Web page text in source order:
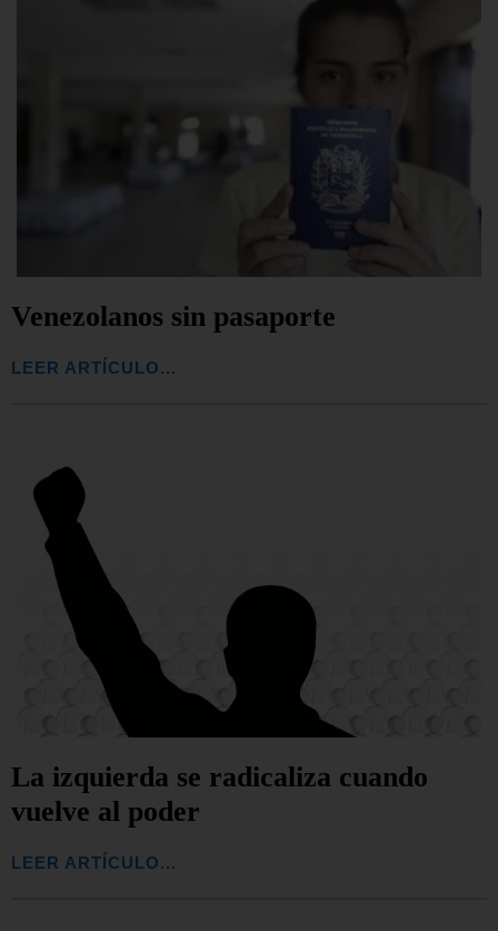
Venezolanos sin pasaporte
LEER ARTÍCULO...
La izquierda se radicaliza cuando
vuelve al poder
LEER ARTÍCULO...